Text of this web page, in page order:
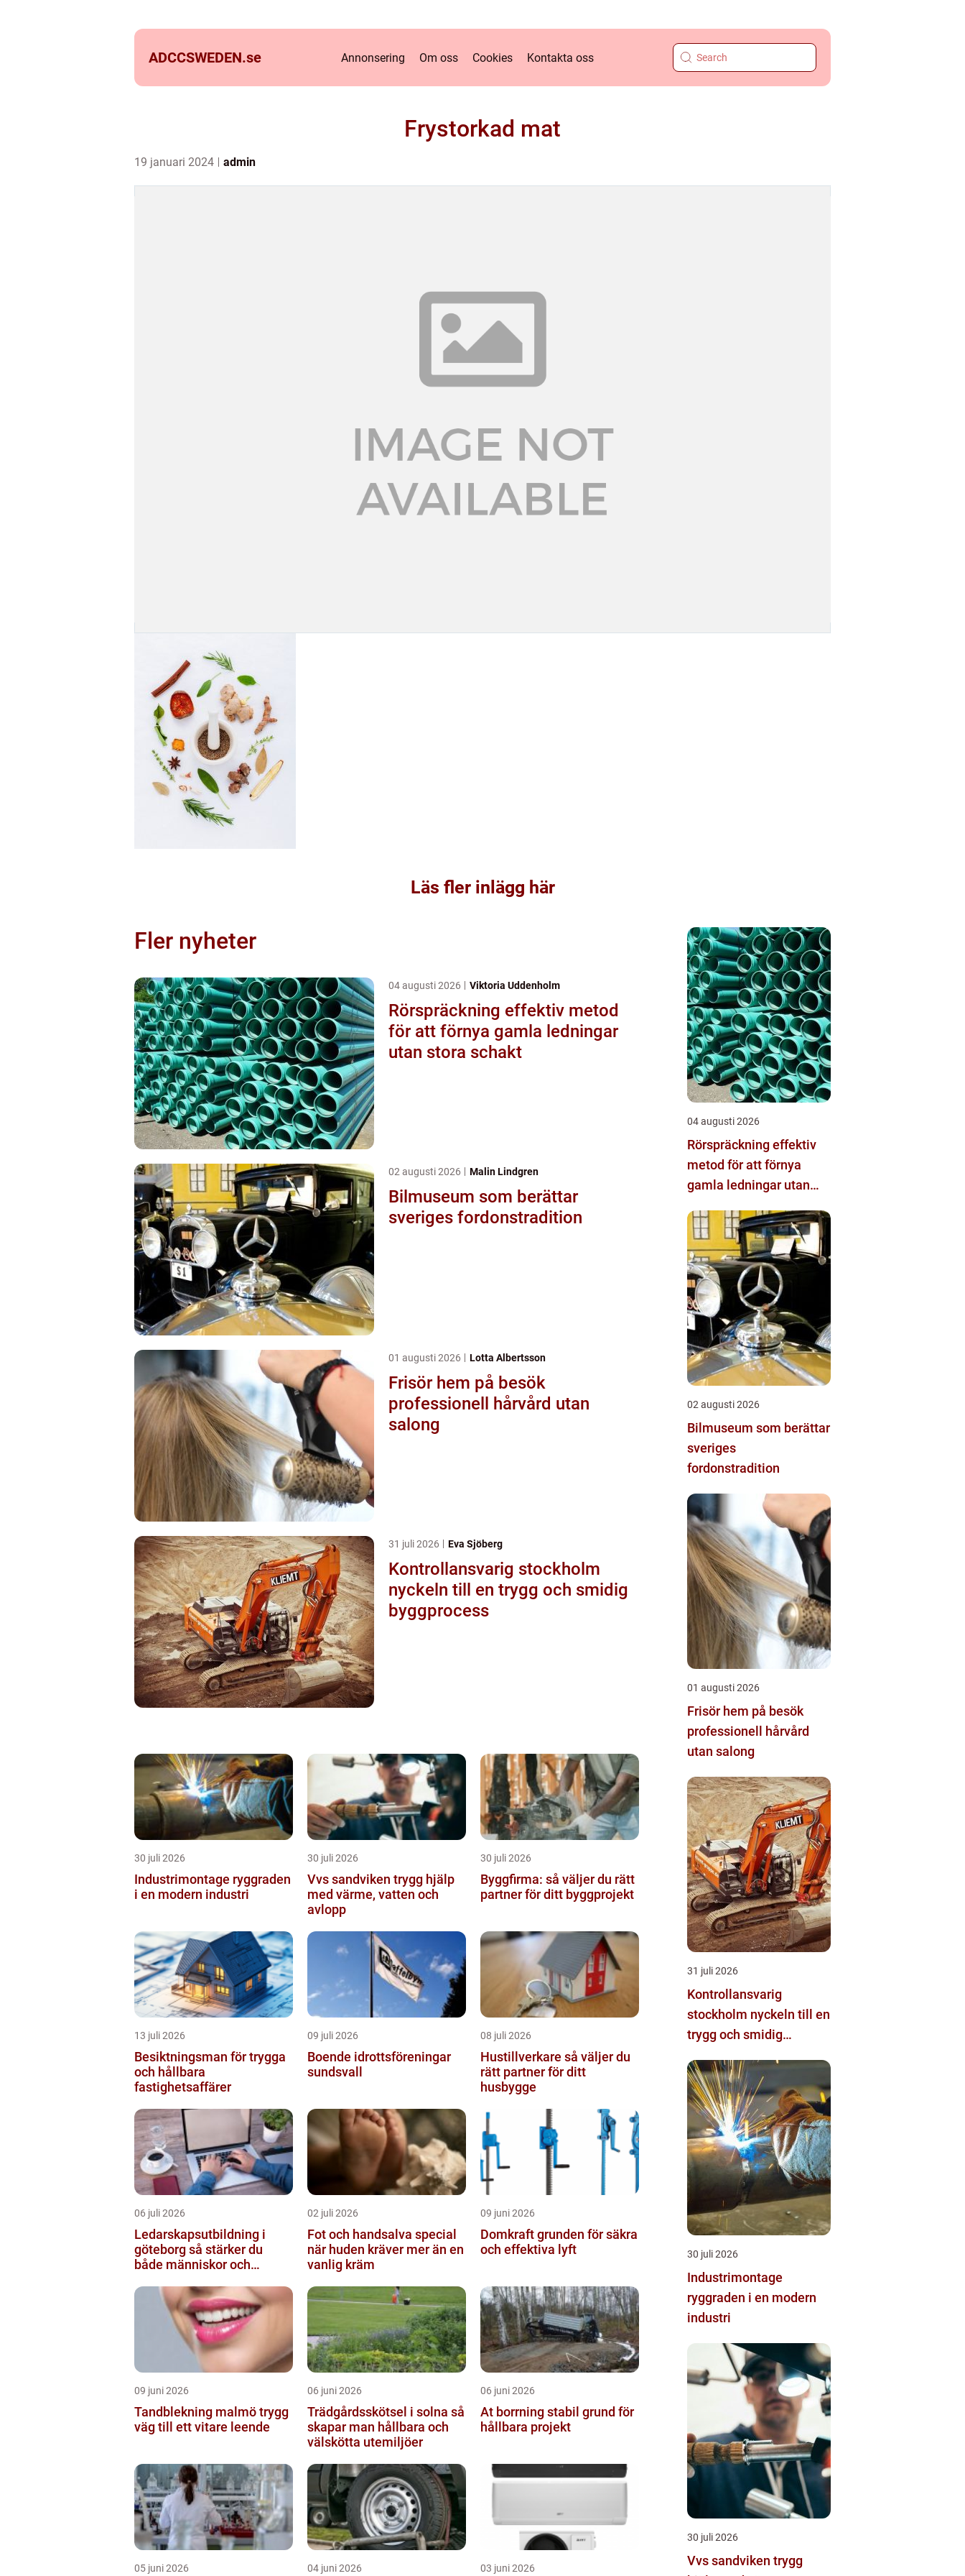
ADCCSWEDEN.se Annonsering Om oss Cookies Kontakta oss
Frystorkad mat
19 januari 2024 admin
Läs fler inlägg här
Fler nyheter
04 augusti 2026 Viktoria Uddenholm
Rörspräckning effektiv metod
för att förnya gamla ledningar
utan stora schakt
02 augusti 2026 Malin Lindgren
Bilmuseum som berättar
sveriges fordonstradition
01 augusti 2026 Lotta Albertsson
Frisör hem på besök
professionell hårvård utan
salong
31 juli 2026 Eva Sjöberg
Kontrollansvarig stockholm
nyckeln till en trygg och smidig
byggprocess
30 juli 2026
Industrimontage ryggraden
i en modern industri
30 juli 2026
Vvs sandviken trygg hjälp
med värme, vatten och
avlopp
30 juli 2026
Byggfirma: så väljer du rätt
partner för ditt byggprojekt
13 juli 2026
Besiktningsman för trygga
och hållbara
fastighetsaffärer
09 juli 2026
Boende idrottsföreningar
sundsvall
08 juli 2026
Hustillverkare så väljer du
rätt partner för ditt
husbygge
06 juli 2026
Ledarskapsutbildning i
göteborg så stärker du
både människor och
02 juli 2026
Fot och handsalva special
när huden kräver mer än en
vanlig kräm
09 juni 2026
Domkraft grunden för säkra
och effektiva lyft
09 juni 2026
Tandblekning malmö trygg
väg till ett vitare leende
06 juni 2026
Trädgårdsskötsel i solna så
skapar man hållbara och
välskötta utemiljöer
06 juni 2026
At borrning stabil grund för
hållbara projekt
05 juni 2026 04 juni 2026 03 juni 2026
04 augusti 2026
Rörspräckning effektiv
metod för att förnya
gamla ledningar utan
02 augusti 2026
Bilmuseum som berättar
sveriges
fordonstradition
01 augusti 2026
Frisör hem på besök
professionell hårvård
utan salong
31 juli 2026
Kontrollansvarig
stockholm nyckeln till en
trygg och smidig
30 juli 2026
Industrimontage
ryggraden i en modern
industri
30 juli 2026
Vvs sandviken trygg